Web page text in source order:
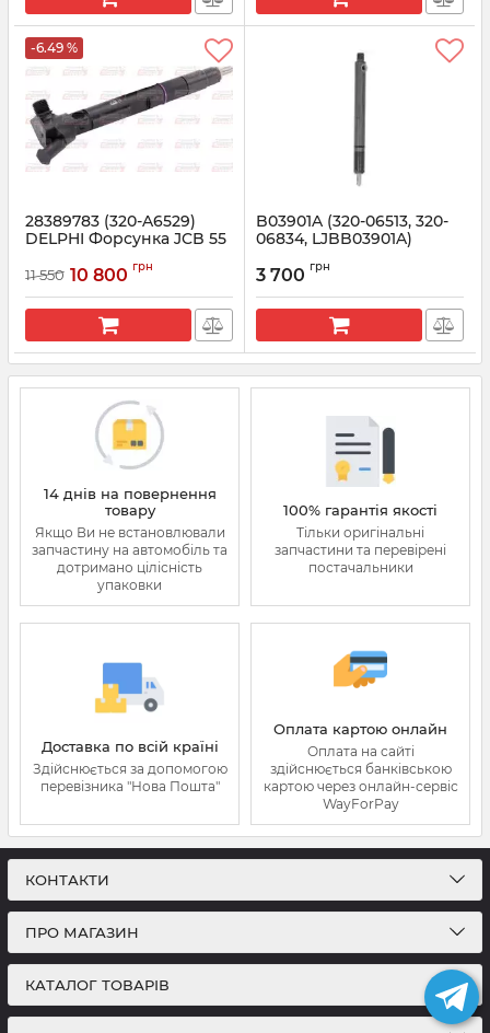
-6.49 %
28389783 (320-A6529)
DELPHI Форсунка JCB 55
Артикул: 28389783
11 550 10 800 грн
B03901A (320-06513, 320-
06834, LJBB03901A)
Артикул: B03901A
3 700 грн
14 днів на повернення
товару
Якщо Ви не встановлювали
запчастину на автомобіль та
дотримано цілісність
упаковки
100% гарантія якості
Тільки оригінальні
запчастини та перевірені
постачальники
Доставка по всій країні
Здійснюється за допомогою
перевізника "Нова Пошта"
Оплата картою онлайн
Оплата на сайті
здійснюється банківською
картою через онлайн-сервіс
WayForPay
КОНТАКТИ
ПРО МАГАЗИН
КАТАЛОГ ТОВАРІВ